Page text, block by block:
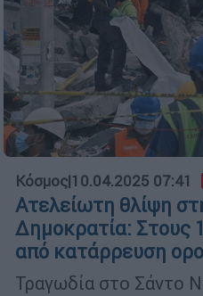
Κόσμος|10.04.2025 07:41
Ατελείωτη θλίψη
Δημοκρατία: Στους
από κατάρρευση
Τραγωδία στο Σάντο